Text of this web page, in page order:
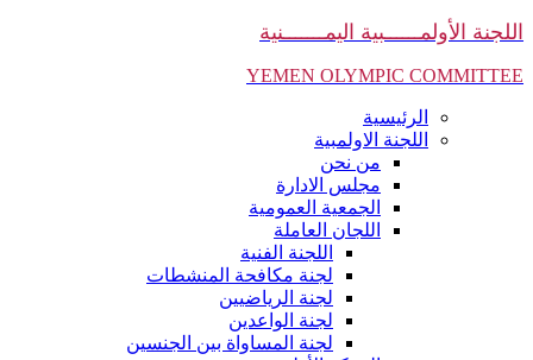
اللجنة الأولمــــــبية اليمـــــــنية
YEMEN OLYMPIC COMMITTEE
الرئيسية
اللجنة الاولمبية
من نحن
مجلس الادارة
الجمعية العمومية
اللجان العاملة
اللجنة الفنية
لجنة مكافحة المنشطات
لجنة الرياضيين
لجنة الواعدين
لجنة المساواة بين الجنسين